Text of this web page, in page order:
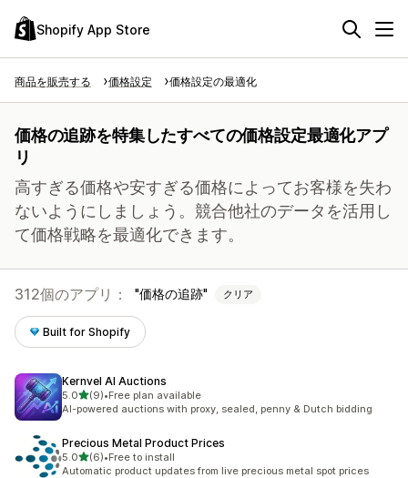
Shopify App Store
商品を販売する 価格設定 価格設定の最適化
価格の追跡を特集したすべての価格設定最適化アプ
リ
高すぎる価格や安すぎる価格によってお客様を失わ
ないようにしましょう。競合他社のデータを活用し
て価格戦略を最適化できます。
312個のアプリ： 価格の追跡 クリア
Built for Shopify
Kernvel AI Auctions
5.05つ星中
(9)
合計レビュー数：9件
•Free plan available
AI-powered auctions with proxy, sealed, penny & Dutch bidding
Precious Metal Product Prices
5.05つ星中
(6)
合計レビュー数：6件
•Free to install
Automatic product updates from live precious metal spot prices